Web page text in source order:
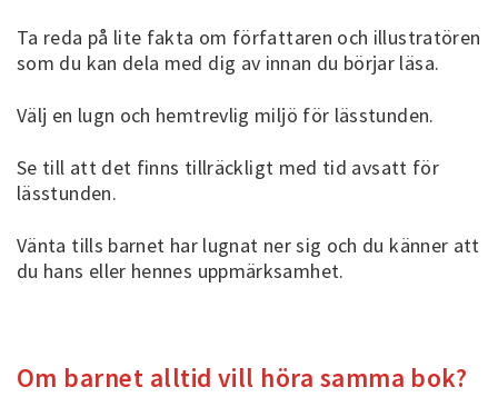
Ta reda på lite fakta om författaren och illustratören
som du kan dela med dig av innan du börjar läsa.
Välj en lugn och hemtrevlig miljö för lässtunden.
Se till att det finns tillräckligt med tid avsatt för
lässtunden.
Vänta tills barnet har lugnat ner sig och du känner att
du hans eller hennes uppmärksamhet.
Om barnet alltid vill höra samma bok?